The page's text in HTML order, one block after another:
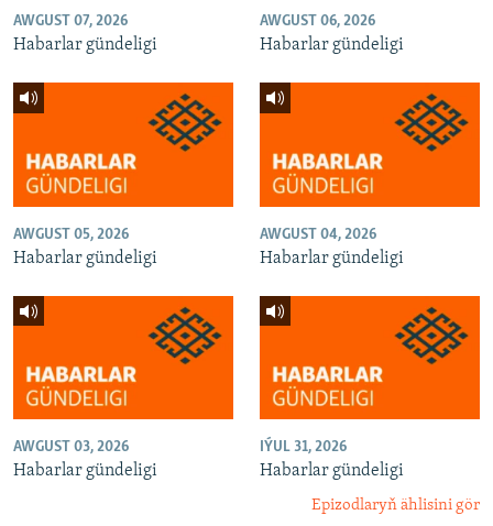
AWGUST 07, 2026
Habarlar gündeligi
AWGUST 06, 2026
Habarlar gündeligi
AWGUST 05, 2026
Habarlar gündeligi
AWGUST 04, 2026
Habarlar gündeligi
AWGUST 03, 2026
Habarlar gündeligi
IÝUL 31, 2026
Habarlar gündeligi
Epizodlaryň ählisini gör